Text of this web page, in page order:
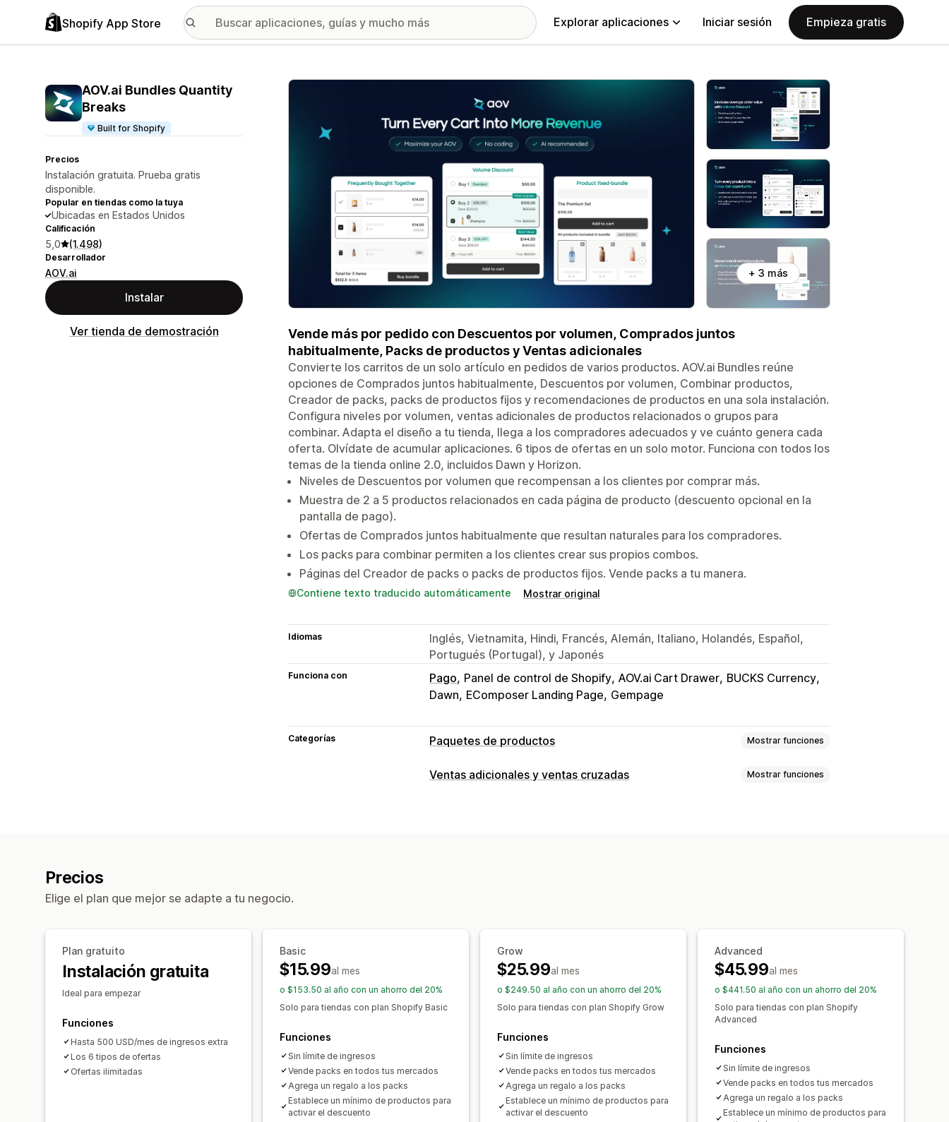
Shopify App Store Explorar aplicaciones Iniciar sesión Empieza gratis
AOV.ai Bundles Quantity
Breaks
Built for Shopify
Precios
Instalación gratuita. Prueba gratis
disponible.
Popular en tiendas como la tuya
Ubicadas en Estados Unidos
Calificación
5,0 (1.498)
Desarrollador
AOV.ai
Instalar
Ver tienda de demostración
Galería de imágenes destacadas
+ 3 más
Vende más por pedido con Descuentos por volumen, Comprados juntos
habitualmente, Packs de productos y Ventas adicionales
Convierte los carritos de un solo artículo en pedidos de varios productos. AOV.ai Bundles reúne
opciones de Comprados juntos habitualmente, Descuentos por volumen, Combinar productos,
Creador de packs, packs de productos fijos y recomendaciones de productos en una sola instalación.
Configura niveles por volumen, ventas adicionales de productos relacionados o grupos para
combinar. Adapta el diseño a tu tienda, llega a los compradores adecuados y ve cuánto genera cada
oferta. Olvídate de acumular aplicaciones. 6 tipos de ofertas en un solo motor. Funciona con todos los
temas de la tienda online 2.0, incluidos Dawn y Horizon.
Niveles de Descuentos por volumen que recompensan a los clientes por comprar más.
Muestra de 2 a 5 productos relacionados en cada página de producto (descuento opcional en la
pantalla de pago).
Ofertas de Comprados juntos habitualmente que resultan naturales para los compradores.
Los packs para combinar permiten a los clientes crear sus propios combos.
Páginas del Creador de packs o packs de productos fijos. Vende packs a tu manera.
Contiene texto traducido automáticamente Mostrar original
Idiomas
Inglés, Vietnamita, Hindi, Francés, Alemán, Italiano, Holandés, Español,
Portugués (Portugal), y Japonés
Funciona con Pago Panel de control de Shopify AOV.ai Cart Drawer BUCKS Currency
Dawn EComposer Landing Page Gempage
Categorías Paquetes de productos Mostrar funciones
Tipos de paquetes
Ventas adicionales y ventas cruzadas Mostrar funciones
Precios
Elige el plan que mejor se adapte a tu negocio.
Plan gratuito
Instalación gratuita
Ideal para empezar
Funciones
Hasta 500 USD/mes de ingresos extra
Los 6 tipos de ofertas
Ofertas ilimitadas
Basic
$15.99al mes
o $153.50 al año con un ahorro del 20%
Solo para tiendas con plan Shopify Basic
Funciones
Sin límite de ingresos
Vende packs en todos tus mercados
Agrega un regalo a los packs
Establece un mínimo de productos para
activar el descuento
Grow
$25.99al mes
o $249.50 al año con un ahorro del 20%
Solo para tiendas con plan Shopify Grow
Funciones
Sin límite de ingresos
Vende packs en todos tus mercados
Agrega un regalo a los packs
Establece un mínimo de productos para
activar el descuento
Advanced
$45.99al mes
o $441.50 al año con un ahorro del 20%
Solo para tiendas con plan Shopify
Advanced
Funciones
Sin límite de ingresos
Vende packs en todos tus mercados
Agrega un regalo a los packs
Establece un mínimo de productos para